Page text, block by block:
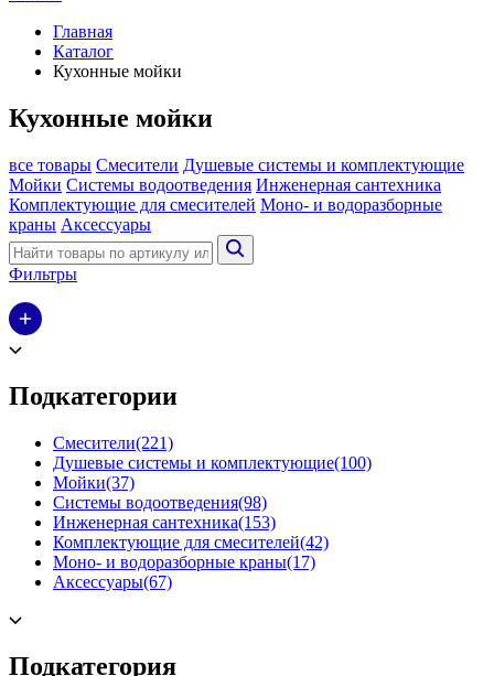
Главная
Каталог
Кухонные мойки
Кухонные мойки
все товары Смесители Душевые системы и комплектующие
Мойки Системы водоотведения Инженерная сантехника
Комплектующие для смесителей Моно- и водоразборные
краны Аксессуары
Фильтры
Подкатегории
Смесители(221)
Душевые системы и комплектующие(100)
Мойки(37)
Системы водоотведения(98)
Инженерная сантехника(153)
Комплектующие для смесителей(42)
Моно- и водоразборные краны(17)
Аксессуары(67)
Подкатегория